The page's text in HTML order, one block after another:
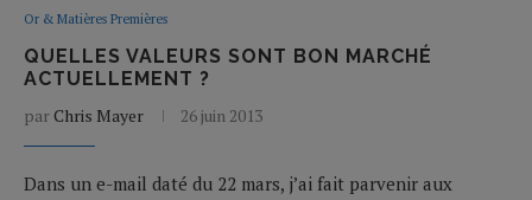
Or & Matières Premières
QUELLES VALEURS SONT BON MARCHÉ
ACTUELLEMENT ?
parChris Mayer 26 juin 2013
Dans un e-mail daté du 22 mars, j’ai fait parvenir aux